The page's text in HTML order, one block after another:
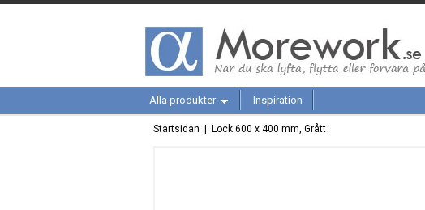
Alla produkter Inspiration
Startsidan | Lock 600 x 400 mm, Grått